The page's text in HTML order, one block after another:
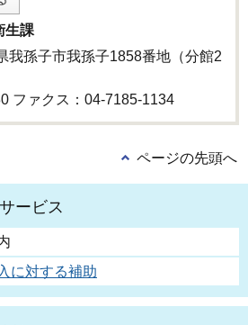
生課
孫子市我孫子1858番地（分館2
ファクス：04-7185-1134
ページの先頭へ
ービス
に対する補助